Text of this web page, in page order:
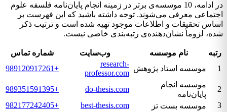
در ادامه، 10 موسسه‌ی برتر در زمینه انجام پایان‌نامه فلسفه علوم
اجتماعی معرفی می‌شوند. توجه داشته باشید که این فهرست بر
اساس تحقیقات و اطلاعات موجود تهیه شده است و ترتیب ذکر
شده، لزوماً نشان‌دهنده‌ی رتبه‌بندی خاصی نیست.
رتبه نام موسسه وب‌سایت
شماره تماس
1
موسسه استاد پژوهش
research-
professor.com
+989120917261
2
موسسه انجام
پایان‌نامه
do-thesis.com
+989351591395
3
موسسه بست تز best-thesis.com
+982177242405